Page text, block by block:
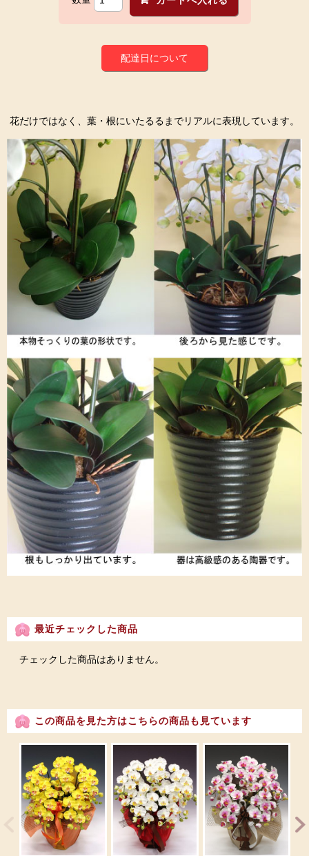
配達日について
花だけではなく、葉・根にいたるるまでリアルに表現しています。
最近チェックした商品
チェックした商品はありません。
この商品を見た方はこちらの商品も見ています